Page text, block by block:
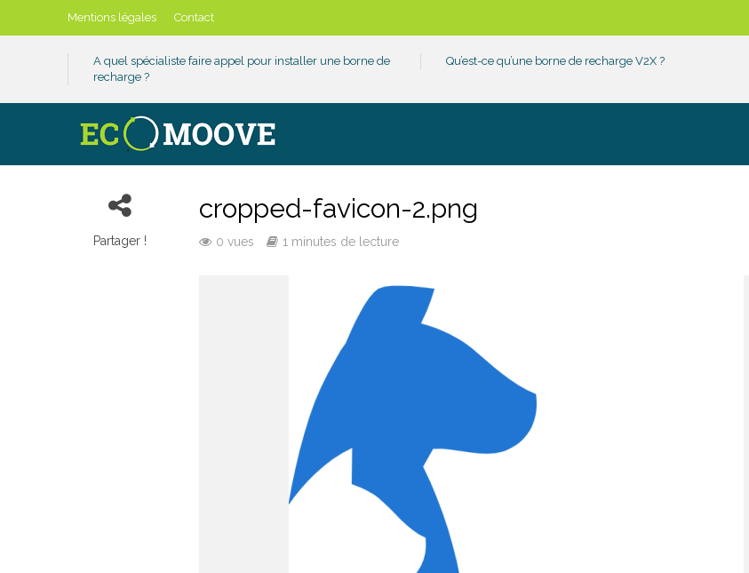
Mentions légales Contact
A quel spécialiste faire appel pour installer une borne de
recharge ?
Qu’est-ce qu’une borne de recharge V2X ?
Partager !
cropped-favicon-2.png
0 vues 1 minutes de lecture